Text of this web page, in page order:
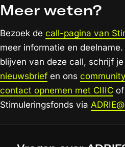
Meer weten?
Bezoek de call-pagina van
meer informatie en
blijven van deze call, schrijf
nieuwsbrief en ons
contact opnemen met CIIIC
Stimuleringsfonds via